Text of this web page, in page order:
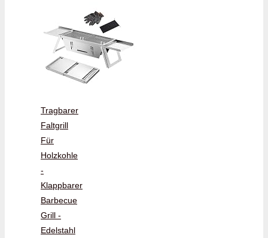
Tragbarer
Faltgrill
Für
Holzkohle
-
Klappbarer
Barbecue
Grill -
Edelstahl